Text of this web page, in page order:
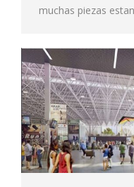
muchas piezas